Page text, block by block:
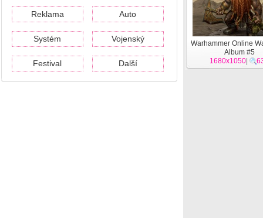
Reklama Auto
Systém Vojenský
Festival Další
Warhammer Online
Album #5
1680x1050